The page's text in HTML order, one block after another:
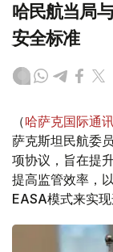
哈民航当局
安全标准
（哈萨克国际通
萨克斯坦民航委
项协议，旨在提
提高监管效率，
EASA模式来实现